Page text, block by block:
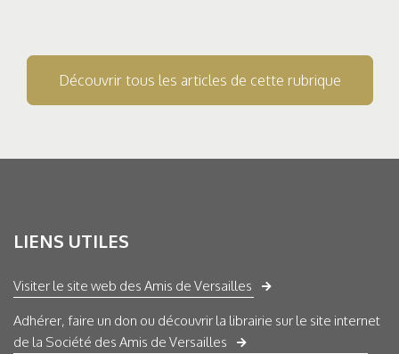
Découvrir tous les articles de cette rubrique
LIENS UTILES
Visiter le site web des Amis de Versailles
Adhérer, faire un don ou découvrir la librairie sur le site internet
de la Société des Amis de Versailles